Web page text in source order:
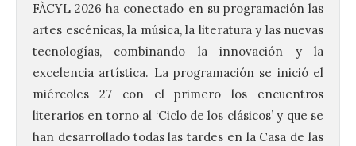
FÀCYL 2026 ha conectado en su programación las
artes escénicas, la música, la literatura y las nuevas
tecnologías, combinando la innovación y la
excelencia artística. La programación se inició el
miércoles 27 con el primero los encuentros
literarios en torno al ‘Ciclo de los clásicos’ y que se
han desarrollado todas las tardes en la Casa de las